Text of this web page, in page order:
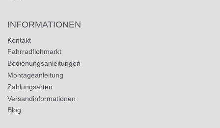
INFORMATIONEN
Kontakt
Fahrradflohmarkt
Bedienungsanleitungen
Montageanleitung
Zahlungsarten
Versandinformationen
Blog